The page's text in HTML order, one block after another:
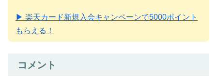
▶ 楽天カード新規入会キャンペーンで5000ポイント
もらえる！
コメント